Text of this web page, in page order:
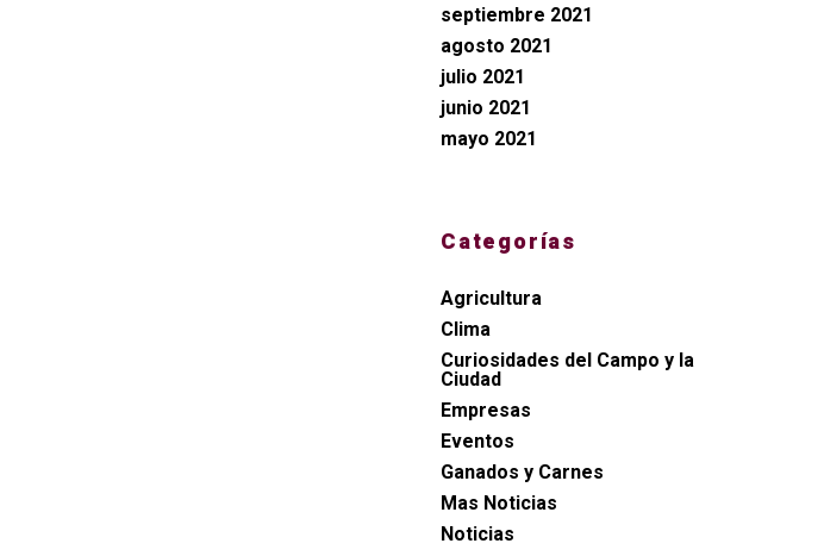
septiembre 2021
agosto 2021
julio 2021
junio 2021
mayo 2021
Categorías
Agricultura
Clima
Curiosidades del Campo y la
Ciudad
Empresas
Eventos
Ganados y Carnes
Mas Noticias
Noticias